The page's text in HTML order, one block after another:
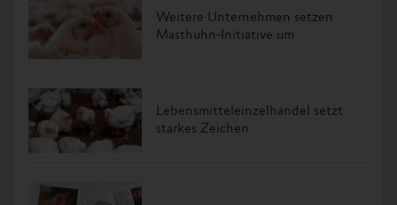
Weitere Unternehmen setzen
Masthuhn-Initiative um
Lebensmitteleinzelhandel setzt
starkes Zeichen